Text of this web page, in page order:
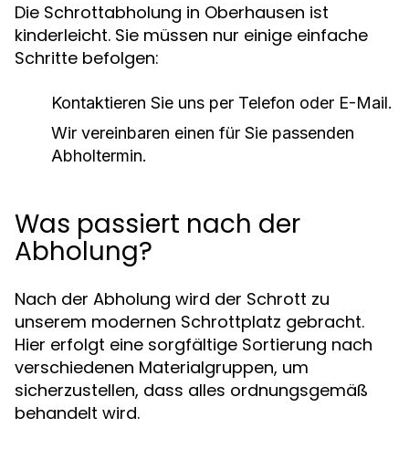
Die Schrottabholung in Oberhausen ist
kinderleicht. Sie müssen nur einige einfache
Schritte befolgen:
Kontaktieren Sie uns per Telefon oder E-Mail.
Wir vereinbaren einen für Sie passenden
Abholtermin.
Was passiert nach der
Abholung?
Nach der Abholung wird der Schrott zu
unserem modernen Schrottplatz gebracht.
Hier erfolgt eine sorgfältige Sortierung nach
verschiedenen Materialgruppen, um
sicherzustellen, dass alles ordnungsgemäß
behandelt wird.